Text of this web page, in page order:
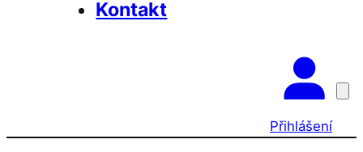
Kontakt
Přihlášení